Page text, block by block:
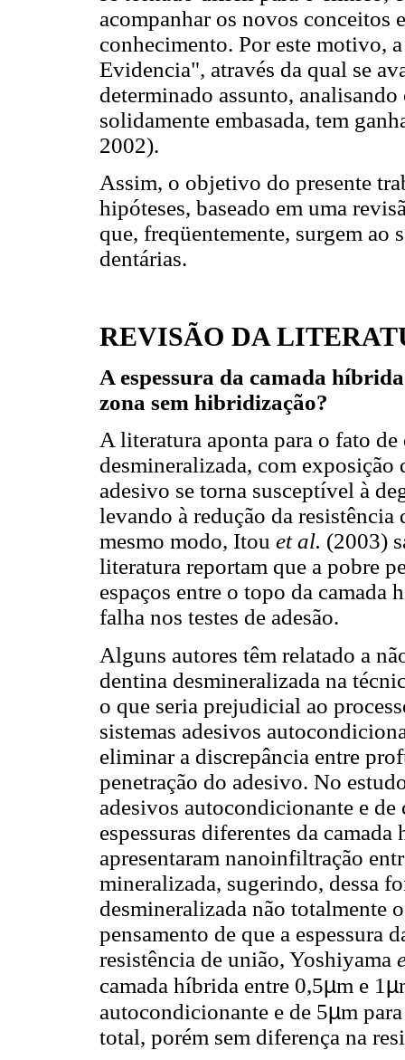
acompanhar os novos conceitos
conhecimento. Por este motivo,
Evidencia", através da qual se
determinado assunto,
solidamente embasada, tem
2002).
Assim, o objetivo do presente
hipóteses, baseado em uma
que, freqüentemente, surgem ao
dentárias.
REVISÃO DA
A espessura da camada
zona sem hibridização?
A literatura aponta para o fato
desmineralizada, com exposição
adesivo se torna susceptível à
levando à redução da
mesmo modo, Itou et al. (2003)
literatura reportam que a pobre
espaços entre o topo da camada
falha nos testes de adesão.
Alguns autores têm relatado a
dentina desmineralizada na
o que seria prejudicial ao
sistemas adesivos
eliminar a discrepância entre
penetração do adesivo. No
adesivos autocondicionante e
espessuras diferentes da
apresentaram nanoinfiltração
mineralizada, sugerindo, dessa
desmineralizada não totalmente
pensamento de que a espessura
resistência de união, Yoshiyama
camada híbrida entre 0,5µm e 1 µ
autocondicionante e de 5µm
total, porém sem diferença na